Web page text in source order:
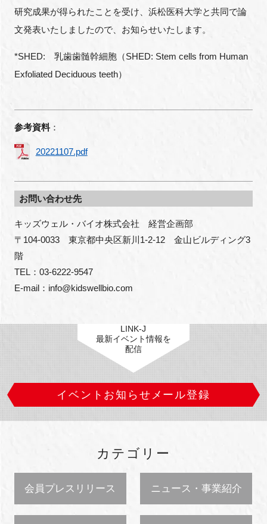
閉じる
研究成果が得られたことを受け、浜松医科⼤学と共同で論
⽂発表いたしましたので、お知らせいたします。
*SHED: 乳⻭⻭髄幹細胞（SHED: Stem cells from Human
Exfoliated Deciduous teeth）
参考資料：
20221107.pdf
お問い合わせ先
キッズウェル・バイオ株式会社　経営企画部
〒104-0033　東京都中央区新川1-2-12　金山ビルディング3
階
TEL：03-6222-9547
E-mail：info@kidswellbio.com
LINK-J
最新イベント情報を
配信
イベントお知らせメール登録
カテゴリー
会員プレスリリース ニュース・事業紹介